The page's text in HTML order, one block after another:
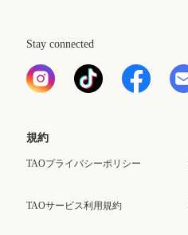
Stay connected
規約
TAOプライバシーポリシー
TAOサービス利用規約